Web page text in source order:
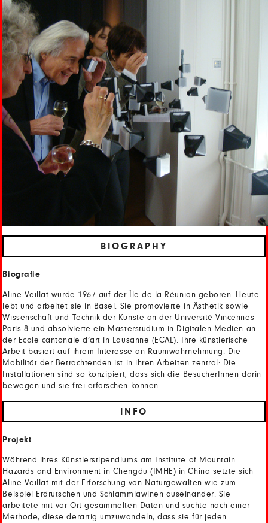
BIOGRAPHY
Biografie
Aline Veillat wurde 1967 auf der Île de la Réunion geboren. Heute
lebt und arbeitet sie in Basel. Sie promovierte in Ästhetik sowie
Wissenschaft und Technik der Künste an der Université Vincennes
Paris 8 und absolvierte ein Masterstudium in Digitalen Medien an
der Ecole cantonale d’art in Lausanne (ECAL). Ihre künstlerische
Arbeit basiert auf ihrem Interesse an Raumwahrnehmung. Die
Mobilität der Betrachtenden ist in ihren Arbeiten zentral: Die
Installationen sind so konzipiert, dass sich die BesucherInnen darin
bewegen und sie frei erforschen können.
INFO
Projekt
Während ihres Künstlerstipendiums am Institute of Mountain
Hazards and Environment in Chengdu (IMHE) in China setzte sich
Aline Veillat mit der Erforschung von Naturgewalten wie zum
Beispiel Erdrutschen und Schlammlawinen auseinander. Sie
arbeitete mit vor Ort gesammelten Daten und suchte nach einer
Methode, diese derartig umzuwandeln, dass sie für jeden